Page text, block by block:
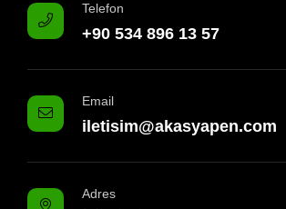
Telefon
+90 534 896 13 57
Email
iletisim@akasyapen.com
Adres